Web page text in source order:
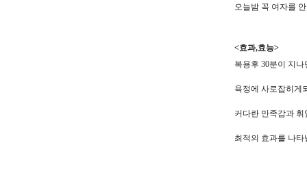
오늘밤 꼭 여자를
<효과,효능>
복용후 30분이 지
욕정에 사로잡히게
커다란 만족감과
최적의 효과를 나